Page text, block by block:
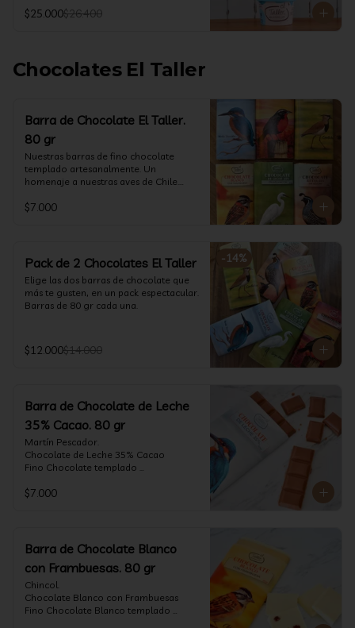
Info Nutricional
$25.000$26.400
Chocolates El Taller
Barra de Chocolate El Taller.
80 gr
Nuestras barras de fino chocolate
templado artesanalmente. Un
homenaje a nuestras aves de Chile.
$7.000
-14%
Pack de 2 Chocolates El Taller
Elige las dos barras de chocolate que
más te gusten, en un pack espectacular.
Barras de 80 gr cada una.
$12.000$14.000
Barra de Chocolate de Leche
35% Cacao. 80 gr
Martín Pescador.
Chocolate de Leche 35% Cacao
Fino Chocolate templado
leche, notas de caramelo, especias y
$7.000
Barra de Chocolate Blanco
con Frambuesas. 80 gr
Chincol.
Chocolate Blanco con Frambuesas
Fino Chocolate Blanco templado